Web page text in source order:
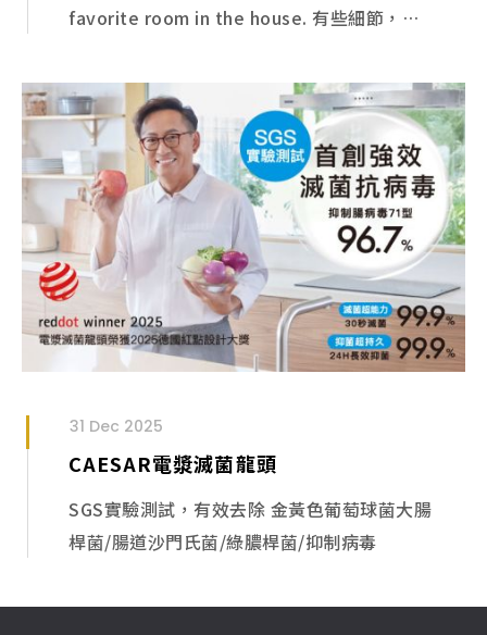
favorite room in the house. 有些細節，真
31 Dec 2025
CAESAR電漿滅菌龍頭
SGS實驗測試，有效去除 金黃色葡萄球菌大腸
桿菌/腸道沙門氏菌/綠膿桿菌/抑制病毒